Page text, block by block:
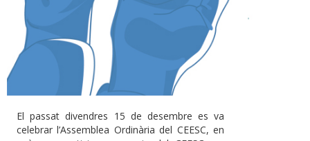
El passat divendres 15 de desembre es va
celebrar l’Assemblea Ordinària del CEESC, en